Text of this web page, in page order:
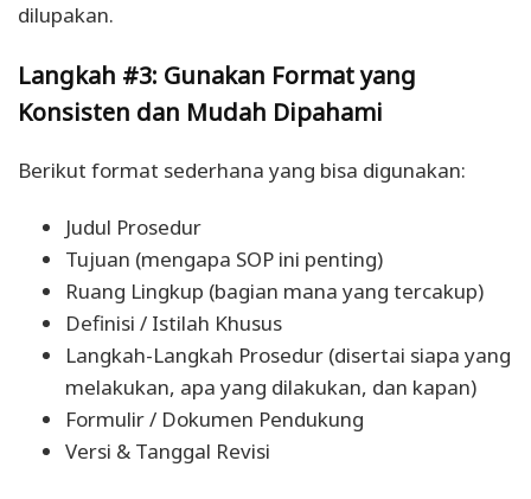
dilupakan.
Langkah #3: Gunakan Format yang
Konsisten dan Mudah Dipahami
Berikut format sederhana yang bisa digunakan:
Judul Prosedur
Tujuan (mengapa SOP ini penting)
Ruang Lingkup (bagian mana yang tercakup)
Definisi / Istilah Khusus
Langkah-Langkah Prosedur (disertai siapa yang
melakukan, apa yang dilakukan, dan kapan)
Formulir / Dokumen Pendukung
Versi & Tanggal Revisi